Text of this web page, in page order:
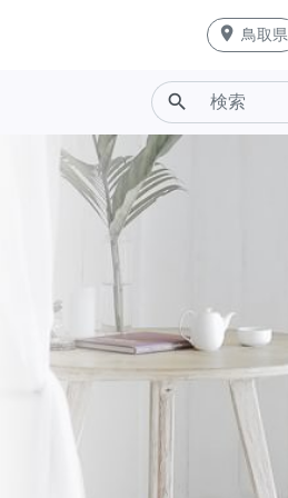
place 鳥取県
search